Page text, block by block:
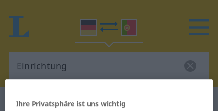
Deutsch-Portugiesisch Wörterbuch
Ihre Privatsphäre ist uns wichtig